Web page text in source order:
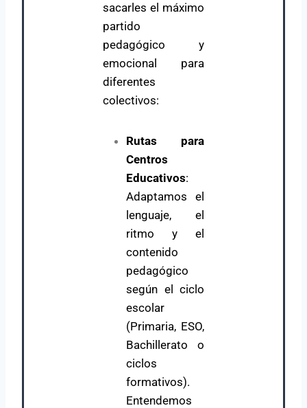
sacarles el máximo
partido
pedagógico y
emocional para
diferentes
colectivos:
Rutas para
Centros
Educativos:
Adaptamos el
lenguaje, el
ritmo y el
contenido
pedagógico
según el ciclo
escolar
(Primaria, ESO,
Bachillerato o
ciclos
formativos).
Entendemos